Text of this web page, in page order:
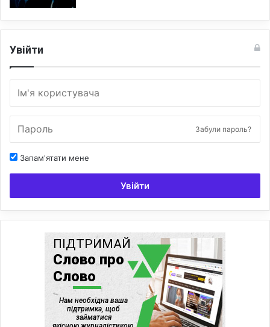
Увійти
Забули пароль?
Запам'ятати мене
Увійти